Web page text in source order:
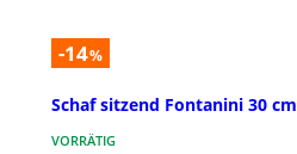
-14%
Schaf sitzend Fontanini 30 cm
VORRÄTIG